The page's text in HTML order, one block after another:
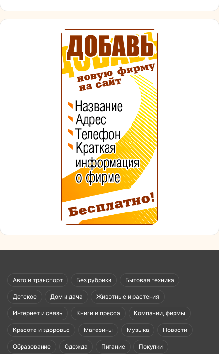
Авто и транспорт Без рубрики Бытовая техника
Детское Дом и дача Животные и растения
Интернет и связь Книги и пресса Компании, фирмы
Красота и здоровье Магазины Музыка Новости
Образование Одежда Питание Покупки